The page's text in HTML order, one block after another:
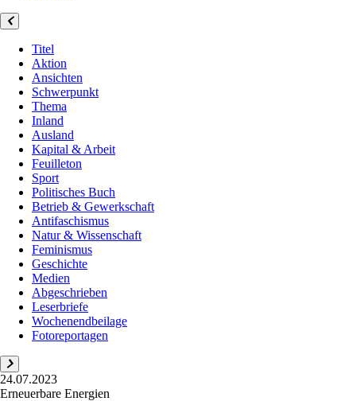
Titel
Aktion
Ansichten
Schwerpunkt
Thema
Inland
Ausland
Kapital & Arbeit
Feuilleton
Sport
Politisches Buch
Betrieb & Gewerkschaft
Antifaschismus
Natur & Wissenschaft
Feminismus
Geschichte
Medien
Abgeschrieben
Leserbriefe
Wochenendbeilage
Fotoreportagen
24.07.2023
Erneuerbare Energien